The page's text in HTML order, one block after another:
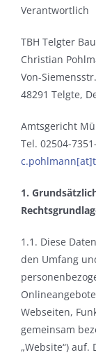
Verantwortlich
TBH Telgter
Christian
Von-
48291 Telgte,
Amtsgericht
Tel. 02504-
1.
1.1. Diese
den Umfang
Webseiten,
gemeinsam
„Website“)